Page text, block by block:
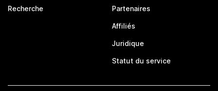
Recherche Partenaires
Affiliés
Juridique
Statut du service